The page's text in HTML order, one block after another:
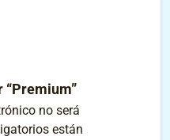
no será
están